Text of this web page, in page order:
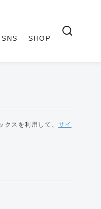
SNS SHOP
クスを利用して、 サイ